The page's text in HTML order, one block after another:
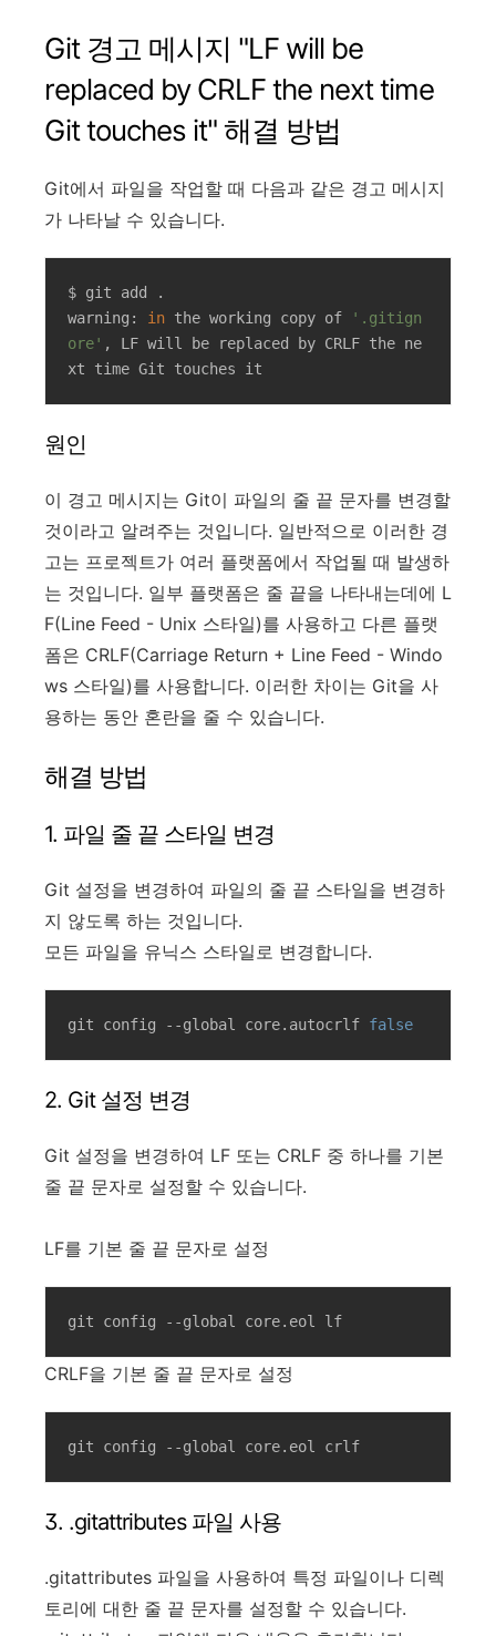
Git 경고 메시지 "LF will be
replaced by CRLF the next time
Git touches it" 해결 방법
Git에서 파일을 작업할 때 다음과 같은 경고 메시지
가 나타날 수 있습니다.
$ git add .
warning: in the working copy of
'.gitign
ore' , LF will be replaced by CRLF the ne
xt time Git touches it
원인
이 경고 메시지는 Git이 파일의 줄 끝 문자를 변경할
것이라고 알려주는 것입니다. 일반적으로 이러한 경
고는 프로젝트가 여러 플랫폼에서 작업될 때 발생하
는 것입니다. 일부 플랫폼은 줄 끝을 나타내는데에 L
F(Line Feed - Unix 스타일)를 사용하고 다른 플랫
폼은 CRLF(Carriage Return + Line Feed - Windo
ws 스타일)를 사용합니다. 이러한 차이는 Git을 사
용하는 동안 혼란을 줄 수 있습니다.
해결 방법
1. 파일 줄 끝 스타일 변경
Git 설정을 변경하여 파일의 줄 끝 스타일을 변경하
지 않도록 하는 것입니다.
모든 파일을 유닉스 스타일로 변경합니다.
git config --global core.autocrlf false
2. Git 설정 변경
Git 설정을 변경하여 LF 또는 CRLF 중 하나를 기본
줄 끝 문자로 설정할 수 있습니다.
LF를 기본 줄 끝 문자로 설정
git config --global core.eol lf
CRLF을 기본 줄 끝 문자로 설정
git config --global core.eol crlf
3. .gitattributes 파일 사용
.gitattributes 파일을 사용하여 특정 파일이나 디렉
토리에 대한 줄 끝 문자를 설정할 수 있습니다.